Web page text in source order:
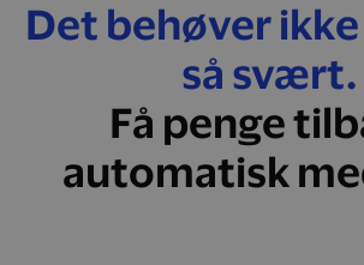
Det behøver
så svært.
Få penge
automatisk